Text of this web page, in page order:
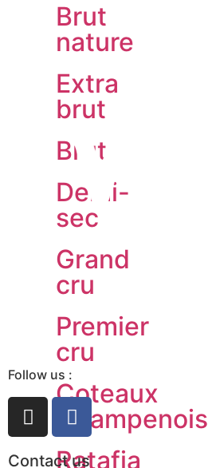
Brut
nature
Extra
brut
Brut
Demi-
sec
Grand
cru
Premier
cru
Coteaux
Champenois
Ratafia
Follow us :
Contact us